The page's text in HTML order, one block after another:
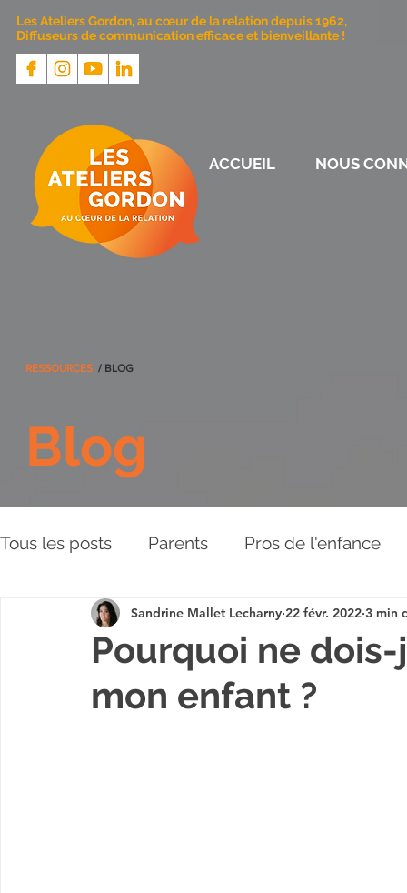
Les Ateliers Gordon, au cœur de la relation depuis 1962,
Diffuseurs de communication efficace et bienveillante !
RESSOURCES / BLOG
Blog
Tous les posts Parents Pros de l'enfance
Les Piliers de l'Approche Relations aux
Plaidoyer BD Vidéos
Pourquoi ne
mon enfant ?
Sandrine Mallet Lecharny 22 févr. 2022 3 min
ACCUEIL NOUS